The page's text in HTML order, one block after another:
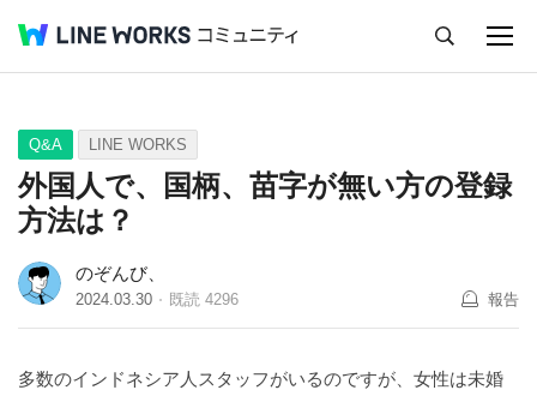
Q&A Tips Ideas
Q&A LINE WORKS
外国人で、国柄、苗字が無い方の登録
方法は？
のぞんび、
2024.03.30 既読 4296 報告
多数のインドネシア人スタッフがいるのですが、女性は未婚